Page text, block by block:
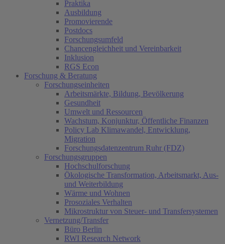
Praktika
Ausbildung
Promovierende
Postdocs
Forschungsumfeld
Chancengleichheit und Vereinbarkeit
Inklusion
RGS Econ
Forschung & Beratung
Forschungseinheiten
Arbeitsmärkte, Bildung, Bevölkerung
Gesundheit
Umwelt und Ressourcen
Wachstum, Konjunktur, Öffentliche Finanzen
Policy Lab Klimawandel, Entwicklung,
Migration
Forschungsdatenzentrum Ruhr (FDZ)
Forschungsgruppen
Hochschulforschung
Ökologische Transformation, Arbeitsmarkt, Aus-
und Weiterbildung
Wärme und Wohnen
Prosoziales Verhalten
Mikrostruktur von Steuer- und Transfersystemen
Vernetzung/Transfer
Büro Berlin
RWI Research Network